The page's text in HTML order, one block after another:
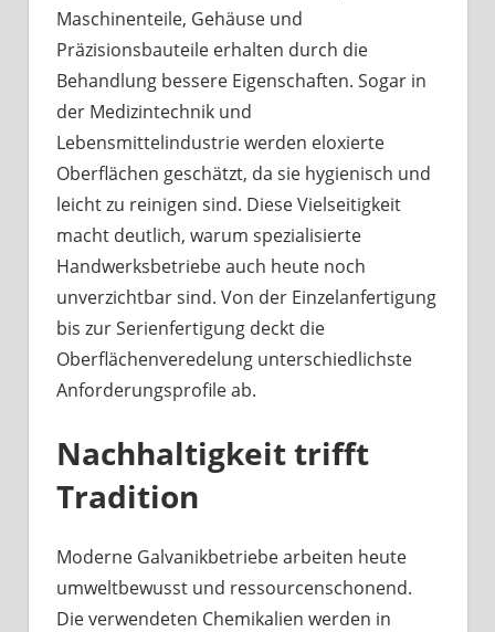
Maschinenteile, Gehäuse und
Präzisionsbauteile erhalten durch die
Behandlung bessere Eigenschaften. Sogar in
der Medizintechnik und
Lebensmittelindustrie werden eloxierte
Oberflächen geschätzt, da sie hygienisch und
leicht zu reinigen sind. Diese Vielseitigkeit
macht deutlich, warum spezialisierte
Handwerksbetriebe auch heute noch
unverzichtbar sind. Von der Einzelanfertigung
bis zur Serienfertigung deckt die
Oberflächenveredelung unterschiedlichste
Anforderungsprofile ab.
Nachhaltigkeit trifft
Tradition
Moderne Galvanikbetriebe arbeiten heute
umweltbewusst und ressourcenschonend.
Die verwendeten Chemikalien werden in